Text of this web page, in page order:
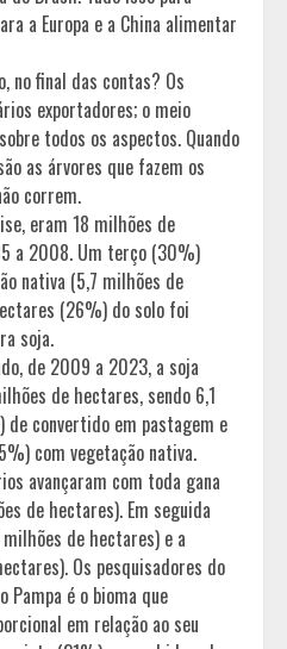
a Europa e a China alimentar
no final das contas? Os
exportadores; o meio
todos os aspectos. Quando
as árvores que fazem os
correm.
eram 18 milhões de
a 2008. Um terço (30%)
nativa (5,7 milhões de
(26%) do solo foi
soja.
de 2009 a 2023, a soja
de hectares, sendo 6,1
convertido em pastagem e
com vegetação nativa.
avançaram com toda gana
de hectares). Em seguida
de hectares) e a
Os pesquisadores do
Pampa é o bioma que
em relação ao seu